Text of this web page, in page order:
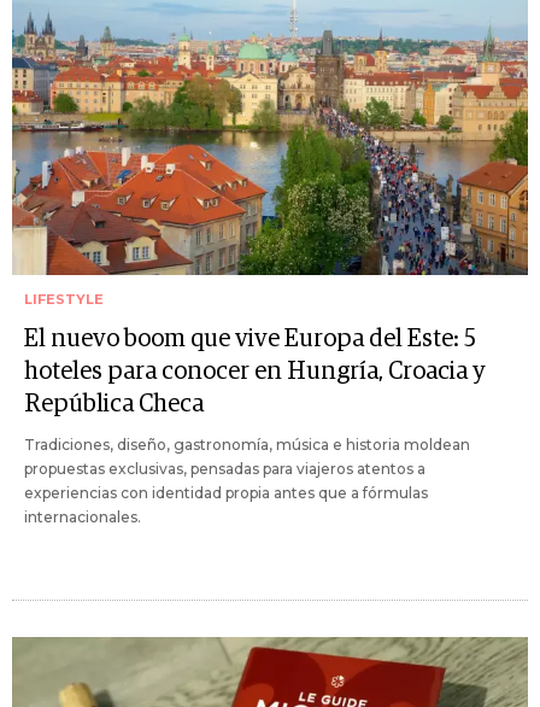
LIFESTYLE
El nuevo boom que vive Europa del Este: 5
hoteles para conocer en Hungría, Croacia y
República Checa
Tradiciones, diseño, gastronomía, música e historia moldean
propuestas exclusivas, pensadas para viajeros atentos a
experiencias con identidad propia antes que a fórmulas
internacionales.